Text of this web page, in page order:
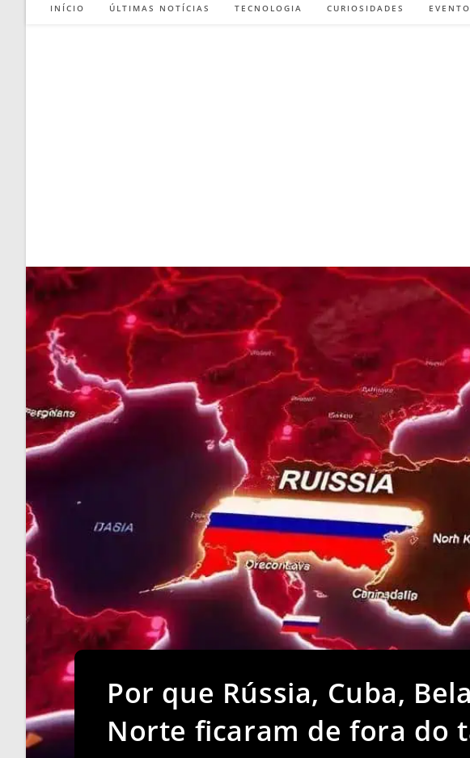
INÍCIO ÚLTIMAS NOTÍCIAS TECNOLOGIA CURIOSIDADES
Por que Rússia, Cuba,
Norte ficaram de fora do